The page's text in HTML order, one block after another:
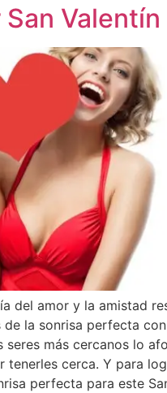
Valentín
del amor y la amistad
la sonrisa perfecta
seres más cercanos lo
tenerles cerca. Y para
perfecta para este